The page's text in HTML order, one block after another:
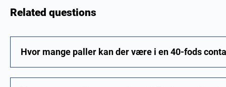
Related questions
Hvor mange paller kan der være i en 40-fods